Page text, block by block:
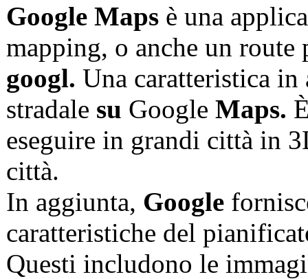
Google Mapsè una
mapping, o anche un route
googl. Una caratteristica in
stradale su Google Maps.
eseguire in grandi città in
città.
In aggiunta, Google
caratteristiche del
Questi includono le